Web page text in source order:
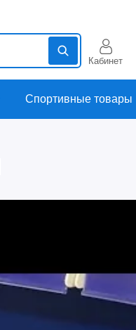
Кабинет
Спортивные товары